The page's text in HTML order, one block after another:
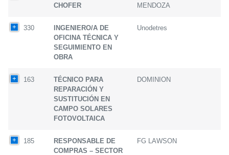
CHOFER
MENDOZA
330
INGENIERO/A DE
OFICINA TÉCNICA Y
SEGUIMIENTO EN
OBRA
Unodetres
163
TÉCNICO PARA
REPARACIÓN Y
SUSTITUCIÓN EN
CAMPO SOLARES
FOTOVOLTAICA
DOMINION
185
RESPONSABLE DE
COMPRAS – SECTOR
FG LAWSON